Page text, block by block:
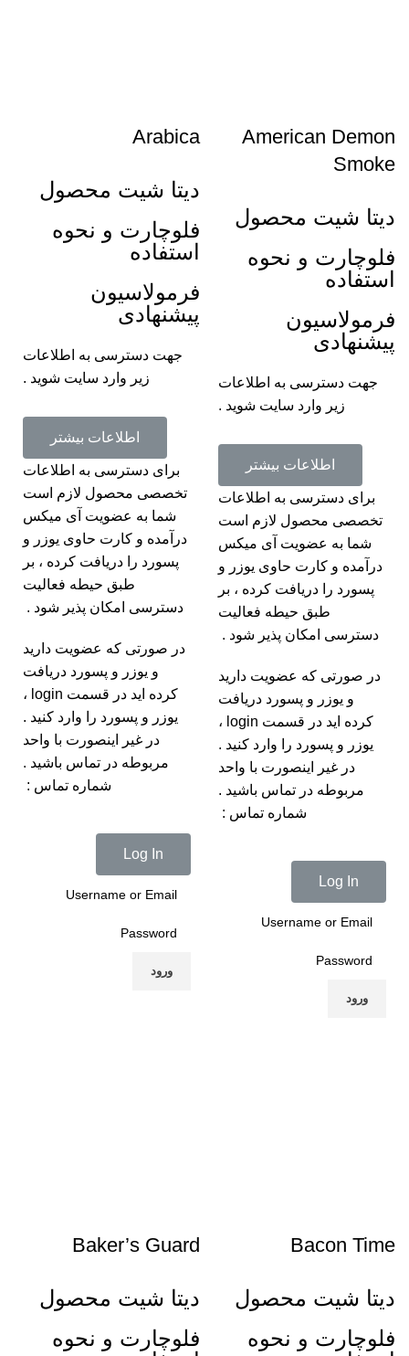
American Demon
Smoke
دیتا شیت محصول
فلوچارت و نحوه
استفاده
فرمولاسیون
پیشنهادی
جهت دسترسی به اطلاعات
زیر وارد سایت شوید .
اطلاعات بیشتر
برای دسترسی به اطلاعات
تخصصی محصول لازم است
شما به عضویت آی میکس
درآمده و کارت حاوی یوزر و
پسورد را دریافت کرده ، بر
طبق حیطه فعالیت
دسترسی امکان پذیر شود .
در صورتی که عضویت دارید
و یوزر و پسورد دریافت
کرده اید در قسمت login ،
یوزر و پسورد را وارد کنید .
در غیر اینصورت با واحد
مربوطه در تماس باشید .
شماره تماس :
Log In
ورود
Arabica
دیتا شیت محصول
فلوچارت و نحوه
استفاده
فرمولاسیون
پیشنهادی
جهت دسترسی به اطلاعات
زیر وارد سایت شوید .
اطلاعات بیشتر
برای دسترسی به اطلاعات
تخصصی محصول لازم است
شما به عضویت آی میکس
درآمده و کارت حاوی یوزر و
پسورد را دریافت کرده ، بر
طبق حیطه فعالیت
دسترسی امکان پذیر شود .
در صورتی که عضویت دارید
و یوزر و پسورد دریافت
کرده اید در قسمت login ،
یوزر و پسورد را وارد کنید .
در غیر اینصورت با واحد
مربوطه در تماس باشید .
شماره تماس :
Log In
ورود
Bacon Time
دیتا شیت محصول
فلوچارت و نحوه
Baker’s Guard
دیتا شیت محصول
فلوچارت و نحوه